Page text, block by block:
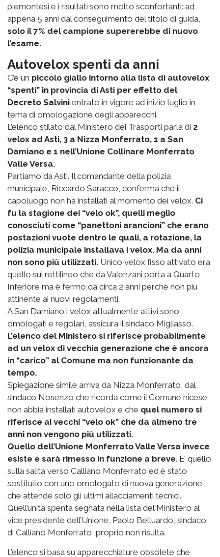
piemontesi e i risultati sono molto sconfortanti: ad
appena 5 anni dal conseguimento del titolo di guida,
solo il 7% del campione supererebbe di nuovo
l’esame.
Autovelox spenti da anni
C’è un piccolo giallo intorno alla lista di autovelox
“spenti” in provincia di Asti per effetto del
Decreto Salvini entrato in vigore ad inizio luglio in
tema di omologazione degli apparecchi.
L’elenco stilato dal Ministero dei Trasporti parla di 2
velox ad Asti, 3 a Nizza Monferrato, 1 a San
Damiano e 1 nell’Unione Collinare Monferrato
Valle Versa.
Partiamo da Asti. Il comandante della polizia
municipale, Riccardo Saracco, conferma che il
capoluogo non ha installati al momento dei velox. Ci
fu la stagione dei “velo ok”, quelli meglio
conosciuti come “panettoni arancioni” che erano
postazioni vuote dentro le quali, a rotazione, la
polizia municipale installava i velox. Ma da anni
non sono più utilizzati. Unico velox fisso attivato era
quello sul rettilineo che da Valenzani porta a Quarto
Inferiore ma è fermo da circa 2 anni perché non più
attinente ai nuovi regolamenti.
A San Damiano i velox attualmente attivi sono
omologati e regolari, assicura il sindaco Migliasso.
L’elenco del Ministero si riferisce probabilmente
ad un velox di vecchia generazione che è ancora
in “carico” al Comune ma non funzionante da
tempo.
Spiegazione simile arriva da Nizza Monferrato, dal
sindaco Nosenzo che ricorda come il Comune nicese
non abbia installati autovelox e che quel numero si
riferisce ai vecchi “velo ok” che da almeno tre
anni non vengono più utilizzati.
Quello dell’Unione Monferrato Valle Versa invece
esiste e sarà rimesso in funzione a breve. E’ quello
sulla salita verso Calliano Monferrato ed è stato
sostituito con uno omologato di nuova generazione
che attende solo gli ultimi allacciamenti tecnici.
Quell’unità spenta segnata nella lista del Ministero al
vice presidente dell’Unione, Paolo Belluardo, sindaco
di Calliano Monferrato, proprio non risulta.
L’elenco si basa su apparecchiature obsolete che